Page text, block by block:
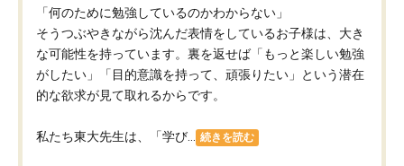
「何のために勉強しているのかわからない」
そうつぶやきながら沈んだ表情をしているお子様は、大き
な可能性を持っています。裏を返せば「もっと楽しい勉強
がしたい」「目的意識を持って、頑張りたい」という潜在
的な欲求が見て取れるからです。
私たち東大先生は、「学び... 続きを読む